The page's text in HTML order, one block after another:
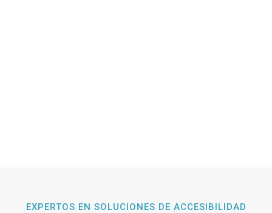
EXPERTOS EN SOLUCIONES DE ACCESIBILIDAD